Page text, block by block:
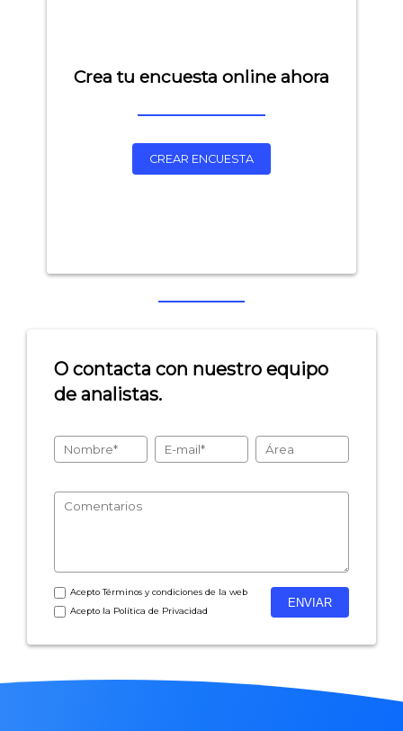
Explorar categorías:
- Artículos destacados
- Encuesta.com
- Encuestas de NPS
- Encuestas de satisfacción de cliente
Crea tu encuesta online ahora
CREAR ENCUESTA
O contacta con nuestro equipo
de analistas.
AceptoTérminos y condicionesde la web
Acepto la Política de Privacidad